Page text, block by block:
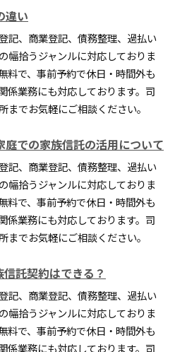
違い
記、商業登記、債務整理、過払い
幅拾うジャンルに対応しておりま
料で、事前予約で休日・時間外も
係業務にも対応しております。司
までお気軽にご相談ください。
での家族信託の活用について
記、商業登記、債務整理、過払い
幅拾うジャンルに対応しておりま
料で、事前予約で休日・時間外も
係業務にも対応しております。司
までお気軽にご相談ください。
託契約はできる？
記、商業登記、債務整理、過払い
幅拾うジャンルに対応しておりま
料で、事前予約で休日・時間外も
係業務にも対応しております。司